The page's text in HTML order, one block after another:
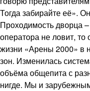
Тогда забирайте её».
Проходимость дворца
оператора не ловит, то
жизни «Арены 2000» в
зон. Изменилась
объёма общепита с
нигде. Мы и